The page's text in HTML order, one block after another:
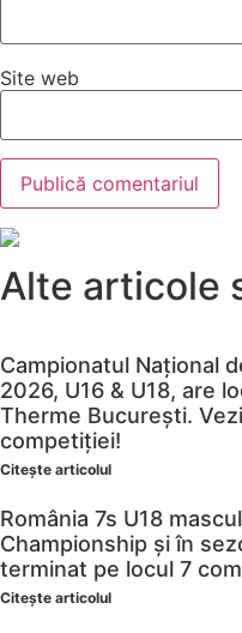
Site web
Alte articole
Campionatul Național
2026, U16 & U18, are
Therme București.
competiției!
Citește articolul
România 7s U18
Championship și în
terminat pe locul 7
Citește articolul